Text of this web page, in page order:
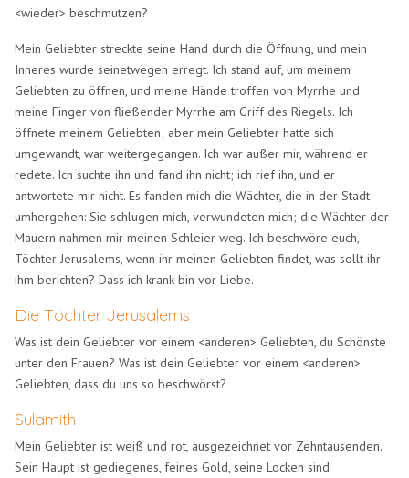
<wieder> beschmutzen?
Mein Geliebter streckte seine Hand durch die Öffnung, und mein
Inneres wurde seinetwegen erregt. Ich stand auf, um meinem
Geliebten zu öffnen, und meine Hände troffen von Myrrhe und
meine Finger von fließender Myrrhe am Griff des Riegels. Ich
öffnete meinem Geliebten; aber mein Geliebter hatte sich
umgewandt, war weitergegangen. Ich war außer mir, während er
redete. Ich suchte ihn und fand ihn nicht; ich rief ihn, und er
antwortete mir nicht. Es fanden mich die Wächter, die in der Stadt
umhergehen: Sie schlugen mich, verwundeten mich; die Wächter der
Mauern nahmen mir meinen Schleier weg. Ich beschwöre euch,
Töchter Jerusalems, wenn ihr meinen Geliebten findet, was sollt ihr
ihm berichten? Dass ich krank bin vor Liebe.
Die Töchter Jerusalems
Was ist dein Geliebter vor einem <anderen> Geliebten, du Schönste
unter den Frauen? Was ist dein Geliebter vor einem <anderen>
Geliebten, dass du uns so beschwörst?
Sulamith
Mein Geliebter ist weiß und rot, ausgezeichnet vor Zehntausenden.
Sein Haupt ist gediegenes, feines Gold, seine Locken sind